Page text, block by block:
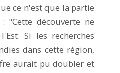
ce n'est que la partie
"Cette découverte ne
Si les recherches
dans cette région,
aurait pu doubler et